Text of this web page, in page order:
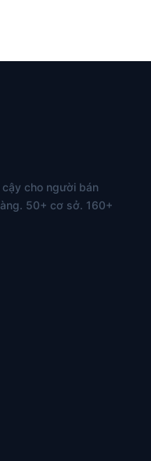
cho người bán
50+ cơ sở. 160+